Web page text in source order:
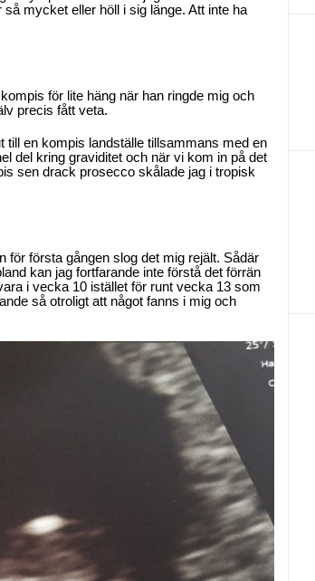
mycket eller höll i sig länge. Att inte ha
för lite häng när han ringde mig och
precis fått veta.
en kompis landställe tillsammans med en
del kring graviditet och när vi kom in på det
sen drack prosecco skålade jag i tropisk
för första gången slog det mig rejält. Sådär
kan jag fortfarande inte förstå det förrän
i vecka 10 istället för runt vecka 13 som
så otroligt att något fanns i mig och